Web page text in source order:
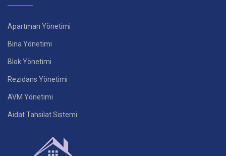
Apartman Yönetimi
Bina Yönetimi
Blok Yönetimi
Rezidans Yönetimi
AVM Yönetimi
Aidat Tahsilat Sistemi